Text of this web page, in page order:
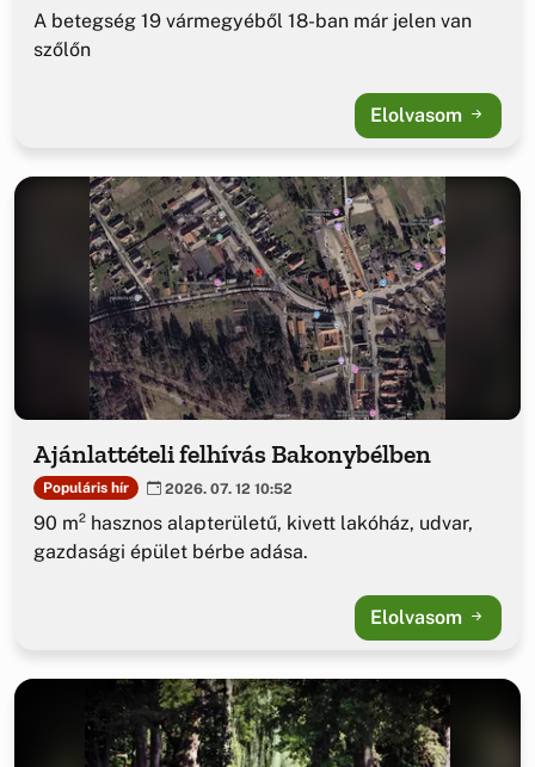
A betegség 19 vármegyéből 18-ban már jelen van
szőlőn
Elolvasom
Ajánlattételi felhívás Bakonybélben
Populáris hír 2026. 07. 12 10:52
90 m² hasznos alapterületű, kivett lakóház, udvar,
gazdasági épület bérbe adása.
Elolvasom